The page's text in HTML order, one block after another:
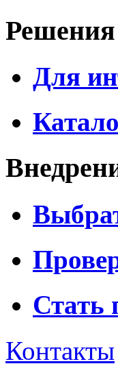
Решения
Для
Стать
Контакты